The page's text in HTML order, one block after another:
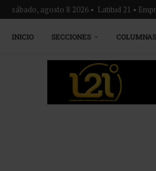
sábado, agosto 8 2026 • Latitud 21 •
INICIO SECCIONES